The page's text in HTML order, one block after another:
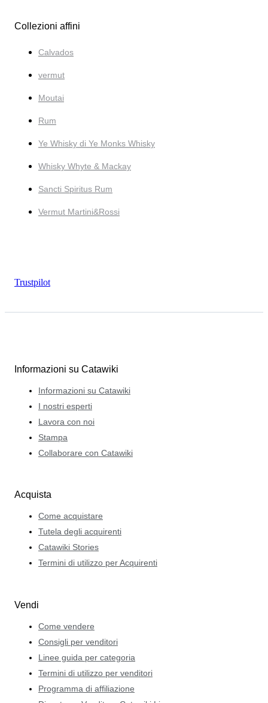
Collezioni affini
Calvados
vermut
Moutai
Rum
Ye Whisky di Ye Monks Whisky
Whisky Whyte & Mackay
Sancti Spiritus Rum
Vermut Martini&Rossi
Trustpilot
Informazioni su Catawiki
Informazioni su Catawiki
I nostri esperti
Lavora con noi
Stampa
Collaborare con Catawiki
Acquista
Come acquistare
Tutela degli acquirenti
Catawiki Stories
Termini di utilizzo per Acquirenti
Vendi
Come vendere
Consigli per venditori
Linee guida per categoria
Termini di utilizzo per venditori
Programma di affiliazione